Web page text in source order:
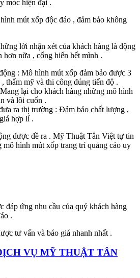
móc hiện đại .
mút xốp độc đáo , đảm bảo không
lời nhận xét của khách hàng là động
nữa , cống hiến hết mình .
: Mô hình mút xốp đảm bảo được 3
thẩm mỹ và thi công đúng tiến độ .
lại cho khách hàng những mô hình
và lôi cuốn .
ra thị trường : Đảm bảo chất lượng ,
hợp lí .
được đề ra . Mỹ Thuật Tân Việt tự tin
hình mút xốp trang trí quảng cáo uy
đáp ứng nhu cầu của quý khách hàng
.
tư vấn và báo giá nhanh nhất .
VỤ MỸ THUẬT TÂN